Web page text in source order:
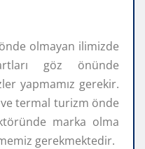
olmayan ilimizde
göz önünde
yapmamız gerekir.
termal turizm önde
marka olma
gerekmektedir.